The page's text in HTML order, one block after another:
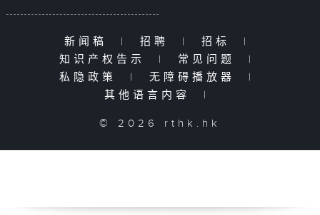
新闻稿 | 招聘 | 招标
|
知识产权告示
| 常见问题
|
私隐政策
| 无障碍播放器
|
其他语言内容
|
© 2026 rthk.hk